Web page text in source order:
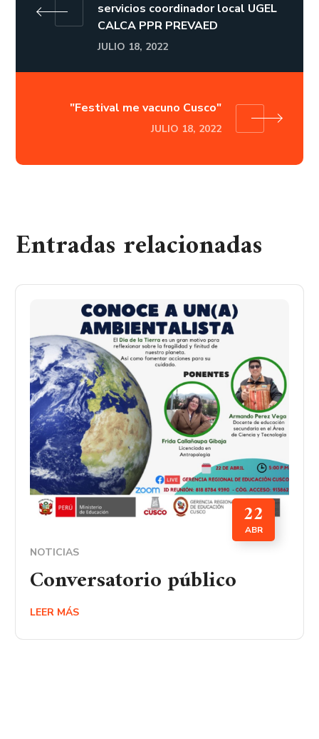
servicios coordinador local UGEL
CALCA PPR PREVAED
JULIO 18, 2022
"Festival me vacuno Cusco"
JULIO 18, 2022
Entradas relacionadas
22
ABR
NOTICIAS
Conversatorio público
LEER MÁS